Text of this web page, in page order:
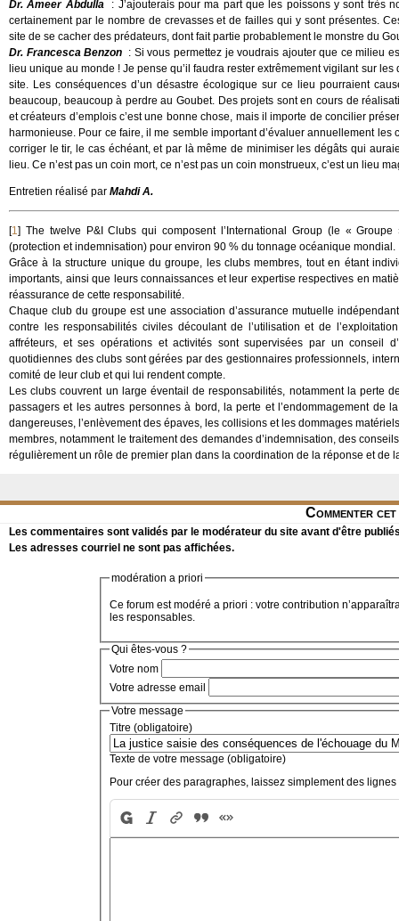
Dr. Ameer Abdulla
: J’ajouterais pour ma part que les poissons y sont très
certainement par le nombre de crevasses et de failles qui y sont présentes.
site de se cacher des prédateurs, dont fait partie probablement le monstre du
Dr. Francesca Benzon : Si vous permettez je voudrais ajouter que ce milieu
lieu unique au monde ! Je pense qu’il faudra rester extrêmement vigilant sur
site. Les conséquences d’un désastre écologique sur ce lieu pourraient
beaucoup, beaucoup à perdre au Goubet. Des projets sont en cours de
et créateurs d’emplois c’est une bonne chose, mais il importe de concilier
harmonieuse. Pour ce faire, il me semble important d’évaluer annuellement les
corriger le tir, le cas échéant, et par là même de minimiser les dégâts qui
lieu. Ce n’est pas un coin mort, ce n’est pas un coin monstrueux, c’est un lieu
Entretien réalisé par Mahdi A.
[1] The twelve P&I Clubs qui composent l’International Group (le «
(protection et indemnisation) pour environ 90 % du tonnage océanique mondial.
Grâce à la structure unique du groupe, les clubs membres, tout en étant
importants, ainsi que leurs connaissances et leur expertise respectives en
réassurance de cette responsabilité.
Chaque club du groupe est une association d’assurance mutuelle
contre les responsabilités civiles découlant de l’utilisation et de
affréteurs, et ses opérations et activités sont supervisées par un conseil
quotidiennes des clubs sont gérées par des gestionnaires professionnels,
comité de leur club et qui lui rendent compte.
Les clubs couvrent un large éventail de responsabilités, notamment la perte
passagers et les autres personnes à bord, la perte et l’endommagement de
dangereuses, l’enlèvement des épaves, les collisions et les dommages
membres, notamment le traitement des demandes d’indemnisation, des
régulièrement un rôle de premier plan dans la coordination de la réponse et de
Commenter
Les commentaires sont validés par le modérateur du site avant d'être
Les adresses courriel ne sont pas affichées.
modération a priori
Ce forum est modéré a priori : votre contribution
les responsables.
Qui êtes-vous ?
Votre nom
Votre adresse email
Votre message
Titre (obligatoire)
Texte de votre message (obligatoire)
Pour créer des paragraphes, laissez simplement des lignes